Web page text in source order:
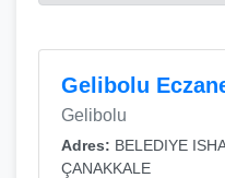
Gelibolu
Gelibolu
Adres: BELEDIYE
ÇANAKKALE